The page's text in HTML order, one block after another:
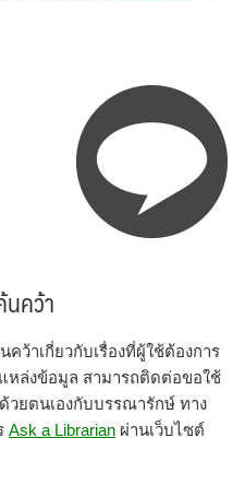
คว้า
ว้าเกี่ยวกับเรื่องที่ผู้ใช้ต้องการ
หล่งข้อมูล สามารถติดต่อขอใช้
ยตนเองกับบรรณารักษ์ ทาง
Ask a Librarian ผ่านเว็บไซต์